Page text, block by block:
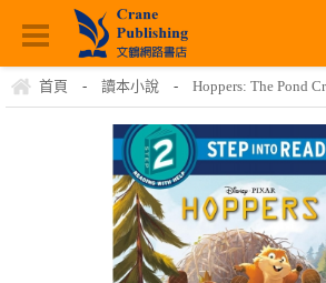
首頁 - 讀本小說 - Hoppers: The Pond